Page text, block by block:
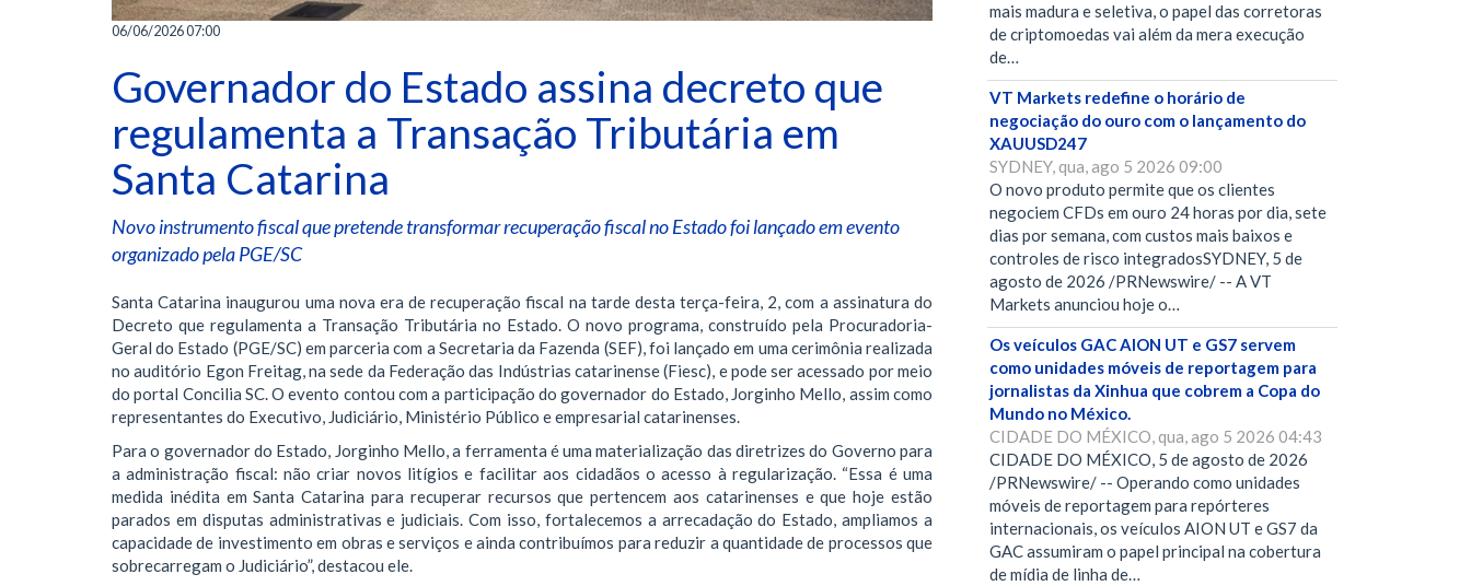
06/06/2026 07:00
Governador do Estado assina decreto que
regulamenta a Transação Tributária em
Santa Catarina
Novo instrumento fiscal que pretende transformar recuperação fiscal no Estado foi lançado em evento
organizado pela PGE/SC
Santa Catarina inaugurou uma nova era de recuperação fiscal na tarde desta terça-feira, 2, com a assinatura do
Decreto que regulamenta a Transação Tributária no Estado. O novo programa, construído pela Procuradoria-
Geral do Estado (PGE/SC) em parceria com a Secretaria da Fazenda (SEF), foi lançado em uma cerimônia realizada
no auditório Egon Freitag, na sede da Federação das Indústrias catarinense (Fiesc), e pode ser acessado por meio
do portal Concilia SC. O evento contou com a participação do governador do Estado, Jorginho Mello, assim como
representantes do Executivo, Judiciário, Ministério Público e empresarial catarinenses.
Para o governador do Estado, Jorginho Mello, a ferramenta é uma materialização das diretrizes do Governo para
a administração fiscal: não criar novos litígios e facilitar aos cidadãos o acesso à regularização. “Essa é uma
medida inédita em Santa Catarina para recuperar recursos que pertencem aos catarinenses e que hoje estão
parados em disputas administrativas e judiciais. Com isso, fortalecemos a arrecadação do Estado, ampliamos a
capacidade de investimento em obras e serviços e ainda contribuímos para reduzir a quantidade de processos que
sobrecarregam o Judiciário”, destacou ele.
mais madura e seletiva, o papel das corretoras
de criptomoedas vai além da mera execução
de…
VT Markets redefine o horário de
negociação do ouro com o lançamento do
XAUUSD247
SYDNEY, qua, ago 5 2026 09:00
O novo produto permite que os clientes
negociem CFDs em ouro 24 horas por dia, sete
dias por semana, com custos mais baixos e
controles de risco integradosSYDNEY, 5 de
agosto de 2026 /PRNewswire/ -- A VT
Markets anunciou hoje o…
Os veículos GAC AION UT e GS7 servem
como unidades móveis de reportagem para
jornalistas da Xinhua que cobrem a Copa do
Mundo no México.
CIDADE DO MÉXICO, qua, ago 5 2026 04:43
CIDADE DO MÉXICO, 5 de agosto de 2026
/PRNewswire/ -- Operando como unidades
móveis de reportagem para repórteres
internacionais, os veículos AION UT e GS7 da
GAC assumiram o papel principal na cobertura
de mídia de linha de…